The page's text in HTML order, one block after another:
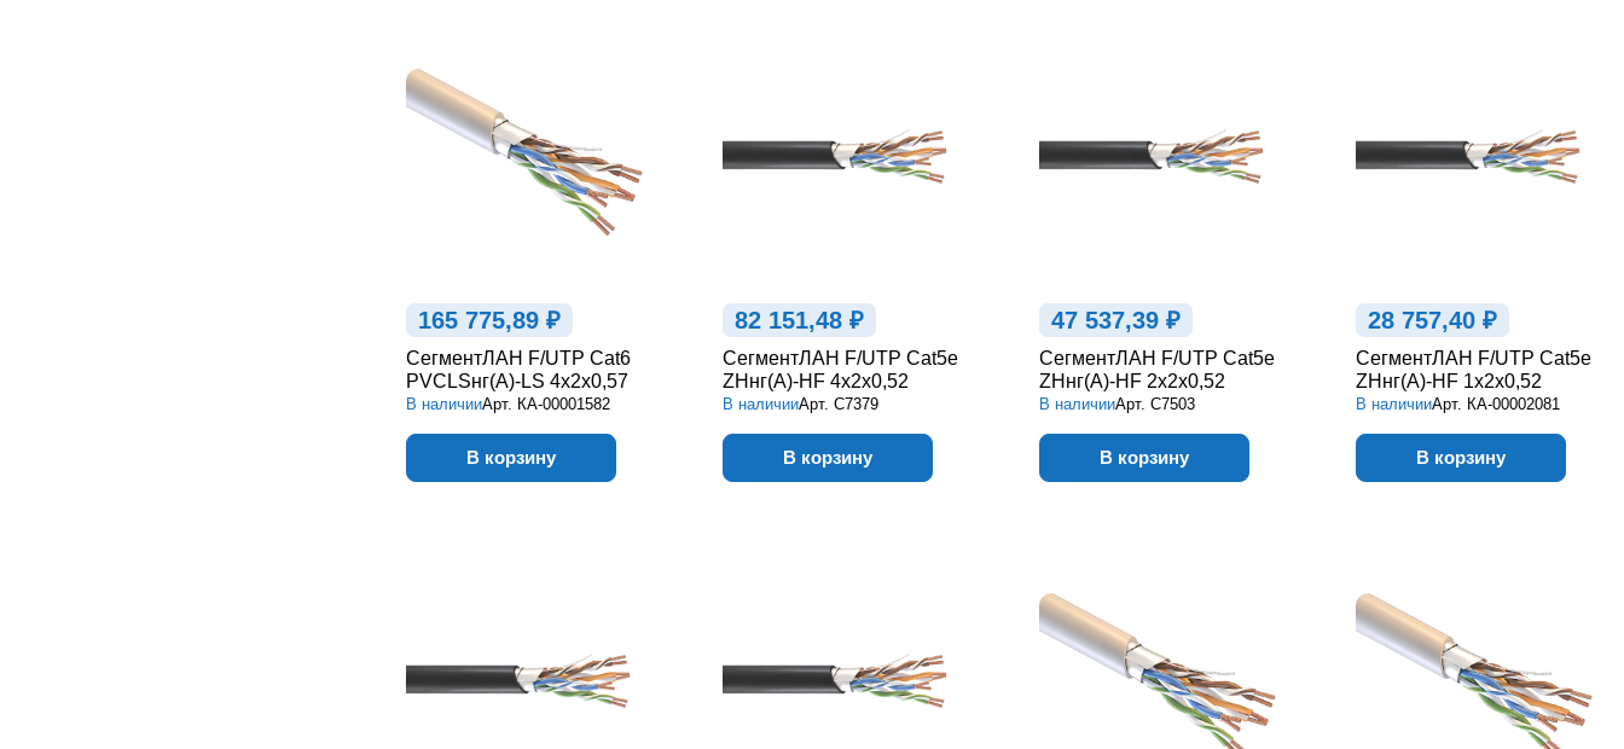
165 775,89 ₽
СегментЛАН F/UTP Cat6
PVCLSнг(А)-LS 4х2х0,57
В наличииАрт. КА-00001582
В корзину
82 151,48 ₽
СегментЛАН F/UTP Cat5e
ZHнг(А)-HF 4х2х0,52
В наличииАрт. С7379
В корзину
47 537,39 ₽
СегментЛАН F/UTP Cat5e
ZHнг(А)-HF 2х2х0,52
В наличииАрт. С7503
В корзину
28 757,40 ₽
СегментЛАН F/UTP Cat5e
ZHнг(А)-HF 1х2х0,52
В наличииАрт. КА-00002081
В корзину